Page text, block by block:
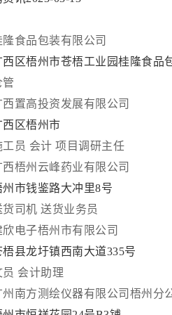
隆食品包装有限公司
区梧州市苍梧工业园桂隆食品
管
西置高投资发展有限公司
区梧州市
工员 会计 项目调研主任
西梧州云峰药业有限公司
市钱鉴路大冲里8号
货司机 送货业务员
欣电子梧州市有限公司
县龙圩镇西南大道335号
员 会计助理
州南方测绘仪器有限公司梧州分